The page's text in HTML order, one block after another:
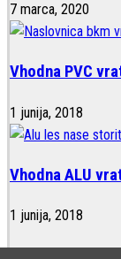
7 marca, 2020
Vhodna PVC
1 junija, 2018
Vhodna ALU
1 junija, 2018